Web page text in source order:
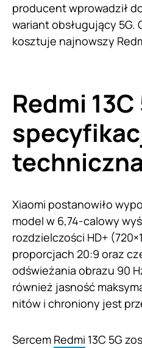
producent wprowadził
wariant obsługujący 5G.
kosztuje najnowszy
Redmi 13C
techniczna
Xiaomi postanowiło
model w 6,74-calowy
rozdzielczości HD+
proporcjach 20:9 oraz
odświeżania obrazu 90
również jasność
nitów i chroniony jest
Sercem Redmi 13C 5G